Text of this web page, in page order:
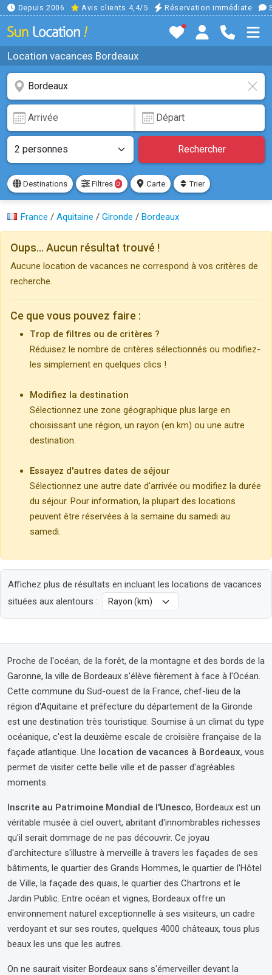
Depuis 2006 Avis clients 4,4/5 Réservation immédiate
Location vacances Bordeaux
Rechercher
Destinations Filtres 0 Carte Trier
France / Aquitaine / Gironde / Bordeaux
Oups... Aucun résultat trouvé !
Aucune location de vacances ne correspond à vos critères de
recherche.
Ce que vous pouvez faire :
Trop de filtres ou de critères ?
Réduisez le nombre de critères sélectionnés ou modifiez-
les simplement en quelques clics !
Modifiez la destination
Sélectionnez une zone géographique plus large en
choisissant une région, un rayon (en km) ou une autre
destination.
Essayez d'autres dates de séjour
Sélectionnez une autre date d'arrivée ou modifiez la durée
du séjour. Pour information, la plupart des locations
peuvent être réservées à la semaine du samedi au
samedi.
Affichez plus de résultats en incluant les locations de vacances
situées aux alentours :
Proche de l'océan, de la forêt, de la montagne et des bords de la
Garonne, la ville de Bordeaux s'élève fièrement à face à l'Océan.
Cette commune du Sud-ouest de la France, chef-lieu de la
région d'Aquitaine et préfecture du département de la Gironde
est une destination très touristique. Soumise à un climat du type
océanique, c'est la deuxième escale de croisière française de la
façade atlantique. Une location de vacances à Bordeaux, vous
permet de visiter cette belle ville et de passer d'agréables
moments.
Inscrite au Patrimoine Mondial de l'Unesco, Bordeaux est un
véritable musée à ciel ouvert, abritant d'innombrables richesses
qu'il serait dommage de ne pas découvrir. Ce joyau
d'architecture s'illustre à merveille à travers les façades de ses
bâtiments, le quartier des Grands Hommes, le quartier de l'Hôtel
de Ville, la façade des quais, le quartier des Chartrons et le
Jardin Public. Entre océan et vignes, Bordeaux offre un
environnement naturel exceptionnelle à ses visiteurs, un cadre
verdoyant et sur ses routes, quelques 4000 châteaux, tous plus
beaux les uns que les autres.
On ne saurait visiter Bordeaux sans s'émerveiller devant la